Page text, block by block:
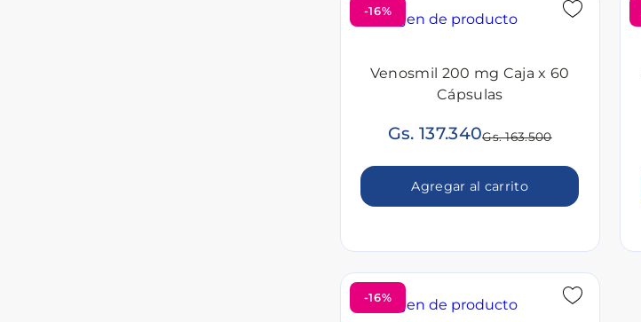
-16%
Venosmil 200 mg Caja x 60
Cápsulas
Gs. 137.340Gs. 163.500
Agregar al carrito
-16%